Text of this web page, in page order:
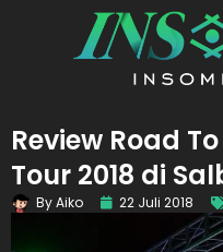
Review Road
Tour 2018 di
ByAiko 22 Juli 2018